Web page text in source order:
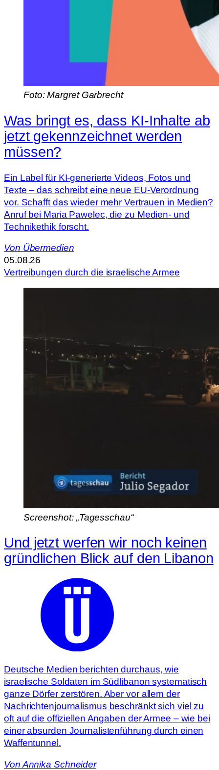
Foto: Margret Garbrecht
Was bringt es, dass KI-Inhalte ab
jetzt gekennzeichnet werden
müssen?
Ein Label für KI-generierte Videos, Fotos und
Texte – das schreibt eine neue EU-Verordnung
vor. Schafft das wieder mehr Vertrauen in Medien?
Anruf bei Maria Pawelec, die zu Medien- und
Technikethik forscht.
Von Übermedien
05.08.26
Vertreibungen durch die israelische Armee
Screenshot: „Tagesschau“
Und jetzt werfen wir noch keinen
gründlichen Blick auf den Libanon
Deutsche Medien berichten durchaus, wie
israelische Soldaten im Südlibanon systematisch
ganze Dörfer zerstören. Aber vor allem der
Nachrichtenjournalismus beschränkt sich viel zu
oft auf die offiziellen Angaben der Armee – wie bei
einer absurden Journalistenführung durch einen
Waffentunnel.
Von Annika Schneider